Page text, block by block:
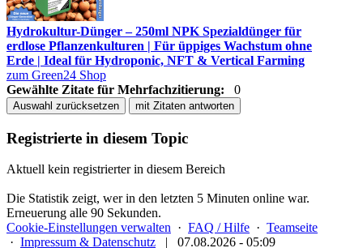
Hydrokultur-Dünger – 250ml NPK Spezialdünger für
erdlose Pflanzenkulturen | Für üppiges Wachstum ohne
Erde | Ideal für Hydroponic, NFT & Vertical Farming
zum Green24 Shop
Gewählte Zitate für Mehrfachzitierung:
0
Auswahl zurücksetzen mit Zitaten antworten
Registrierte in diesem Topic
Aktuell kein registrierter in diesem Bereich
Die Statistik zeigt, wer in den letzten 5 Minuten online war.
Erneuerung alle 90 Sekunden.
Cookie-Einstellungen verwalten · FAQ / Hilfe · Teamseite
· Impressum & Datenschutz | 07.08.2026 - 05:09